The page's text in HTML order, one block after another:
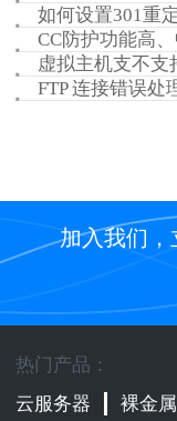
如何设置301重
CC防护功能高
虚拟主机支不支
FTP 连接错误处
加入我们，
热门产品：
云服务器
裸金